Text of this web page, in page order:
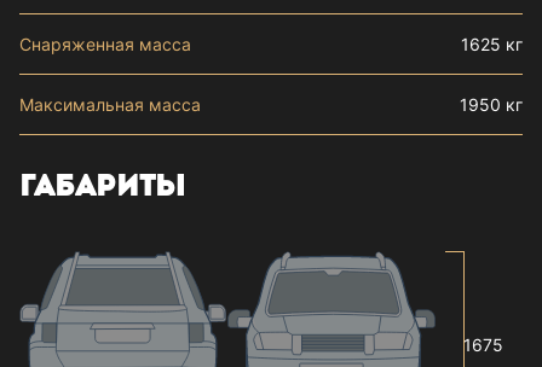
Снаряженная масса 1625 кг
Максимальная масса 1950 кг
ГАБАРИТЫ
1675